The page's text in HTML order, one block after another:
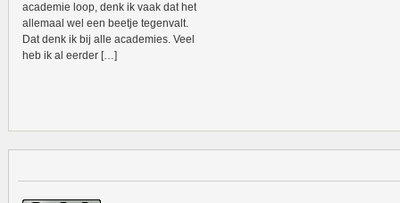
academie loop, denk ik vaak dat het
allemaal wel een beetje tegenvalt.
Dat denk ik bij alle academies. Veel
heb ik al eerder […]